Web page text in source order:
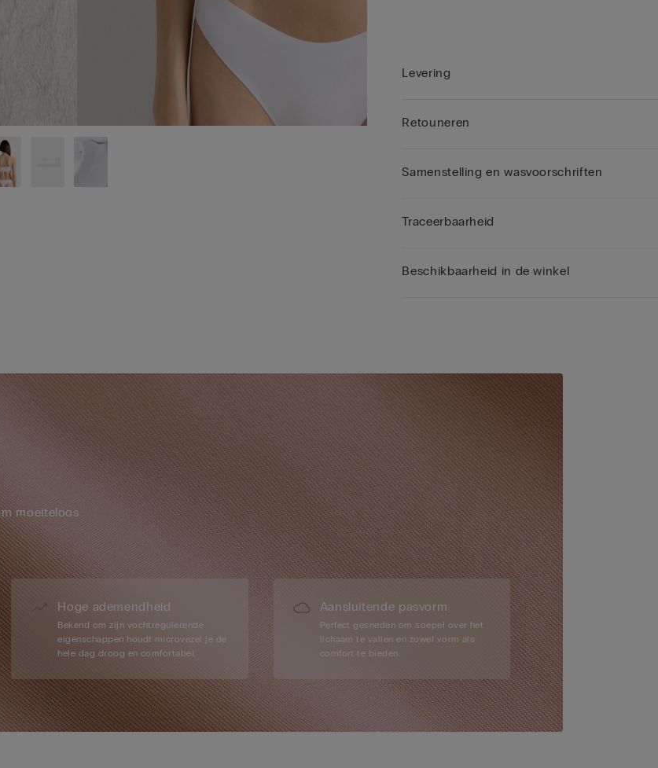
Levering
Retouneren
Samenstelling en wasvoorschriften
Traceerbaarheid
Beschikbaarheid in de winkel
moeiteloos
Hoge ademendheid
Bekend om zijn vochtregulerende
eigenschappen houdt microvezel je de
hele dag droog en comfortabel.
Aansluitende pasvorm
Perfect gesneden om soepel over het
lichaam te vallen en zowel vorm als
comfort te bieden.